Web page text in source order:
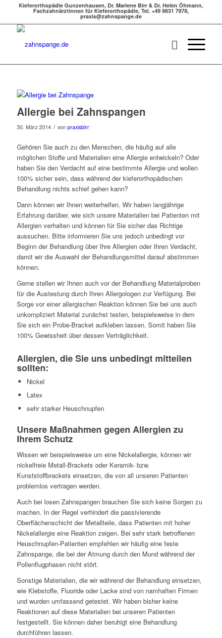
Kieferorthopädie Gunzenhausen, Dr. Marlene Birr & Dr. Helen Öhmann,
Fachzahnärztinnen für Kieferorthopädie, Tel. +49 9831 7978,
praxis@zahnspange.de
Allergie bei Zahnspangen
30. März 2014 / von praxisbirr
Gehören Sie auch zu den Menschen, die häufig auf alle
möglichen Stoffe und Materialien eine Allergie entwickeln? Oder
haben Sie den Verdacht auf eine bestimmte Allergie und wollen
100% sicher sein, dass während der kieferorthopädischen
Behandlung nichts schief gehen kann?
Dann können wir Ihnen weiterhelfen. Wir haben langjährige
Erfahrung darüber, wie sich unsere Materialien bei Patienten mit
Allergien verhalten und können für Sie sicher das Richtige
aussuchen. Bitte informieren Sie uns jedoch unbedingt vor
Beginn der Behandlung über Ihre Allergien oder Ihren Verdacht,
damit wir die Auswahl der Behandlungsmittel darauf abstimmen
können.
Gerne stellen wir Ihnen auch vor der Behandlung Materialproben
für die Austestung durch Ihren Allergologen zur Verfügung. Bei
Sorge vor einer allergischen Reaktion können Sie bei uns auch
unkompliziert Material zunächst testen, beispielsweise in dem
Sie sich ein Probe-Bracket aufkleben lassen. Somit haben Sie
100% Gewissheit über dessen Verträglichkeit.
Allergien, die Sie uns unbedingt mitteilen
sollten:
Nickel
Latex
sehr starker Heuschnupfen
Unsere Maßnahmen gegen Allergien zu
Ihrem Schutz
Wissen wir beispielsweise um eine Nickelallergie, können wir
nickelfreie Metall-Brackets oder Keramik- bzw.
Kunststoffbrackets einsetzen, die von all unseren Patienten
problemlos vertragen werden.
Auch bei losen Zahnspangen brauchen Sie sich keine Sorgen zu
machen. In der Regel verhindert die passivierende
Oberflächenschicht der Metallteile, dass Patienten mit hoher
Nickelallergie eine Reaktion zeigen. Bei sehr stark betroffenen
Heuschnupfen-Patienten empfehlen wir häufig eine feste
Zahnspange, die bei der Atmung durch den Mund während der
Pollenflugphasen nicht stört.
Sonstige Materialien, die wir während der Behandlung einsetzen,
wie Klebstoffe, Fluoride oder Lacke sind von namhaften Firmen
und wurden umfassend getestet. Wir haben bisher keine
Reaktionen auf diese Materialien bei unseren Patienten
festgestellt. Sie können daher beruhigt eine Behandlung
durchführen lassen.